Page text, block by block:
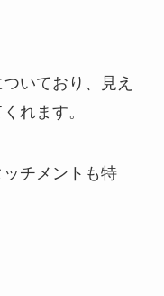
いており、見え
れます。
チメントも特